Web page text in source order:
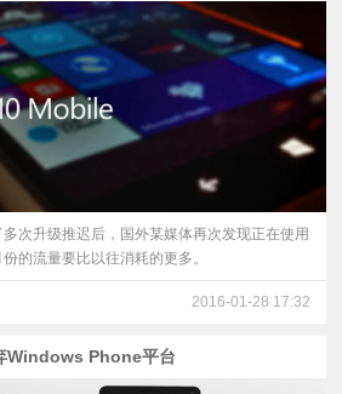
次升级推迟后，国外某媒体再次发现正在使用
的流量要比以往消耗的更多。
2016-01-28 17:32
Windows Phone平台